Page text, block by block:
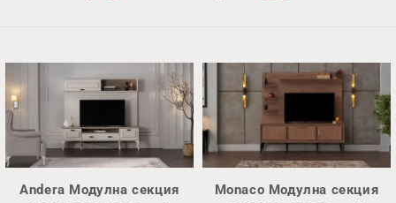
Andera Модулна секция Monaco Модулна секция